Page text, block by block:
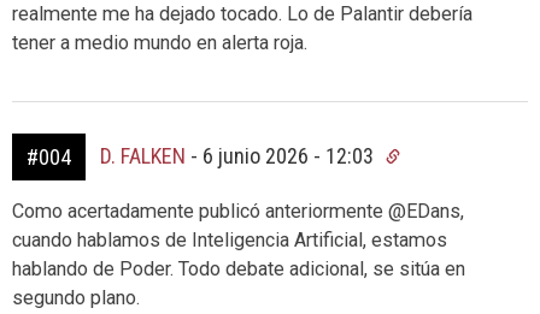
realmente me ha dejado tocado. Lo de Palantir debería
tener a medio mundo en alerta roja.
#004 D. FALKEN - 6 junio 2026 - 12:03
Como acertadamente publicó anteriormente @EDans,
cuando hablamos de Inteligencia Artificial, estamos
hablando de Poder. Todo debate adicional, se sitúa en
segundo plano.